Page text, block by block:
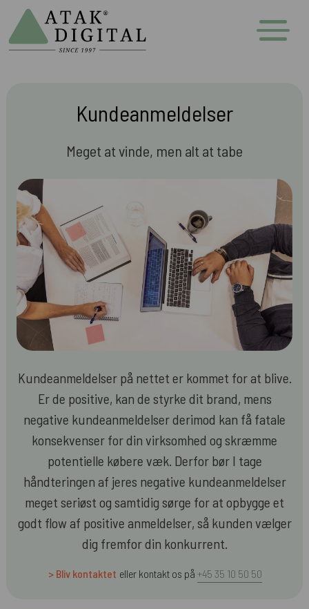
Kundeanmeldelser
Meget at vinde, men alt at tabe
Kundeanmeldelser på nettet er kommet for at blive.
Er de positive, kan de styrke dit brand, mens
negative kundeanmeldelser derimod kan få fatale
konsekvenser for din virksomhed og skræmme
potentielle købere væk. Derfor bør I tage
håndteringen af jeres negative kundeanmeldelser
meget seriøst og samtidig sørge for at opbygge et
godt flow af positive anmeldelser, så kunden vælger
dig fremfor din konkurrent.
> Bliv kontaktet eller kontakt os på +45 35 10 50 50